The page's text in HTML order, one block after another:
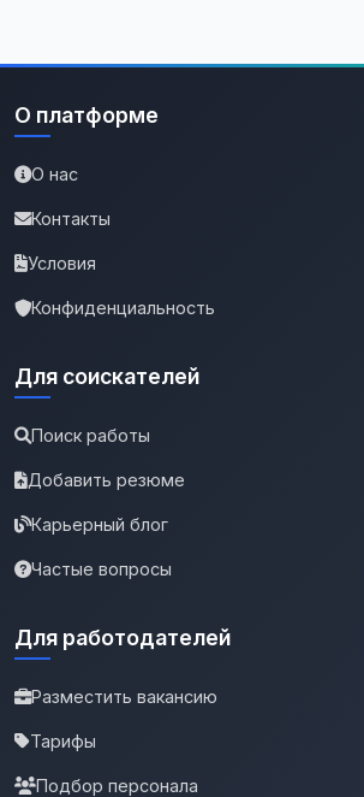
О платформе
О нас
Контакты
Условия
Конфиденциальность
Для соискателей
Поиск работы
Добавить резюме
Карьерный блог
Частые вопросы
Для работодателей
Разместить вакансию
Тарифы
Подбор персонала